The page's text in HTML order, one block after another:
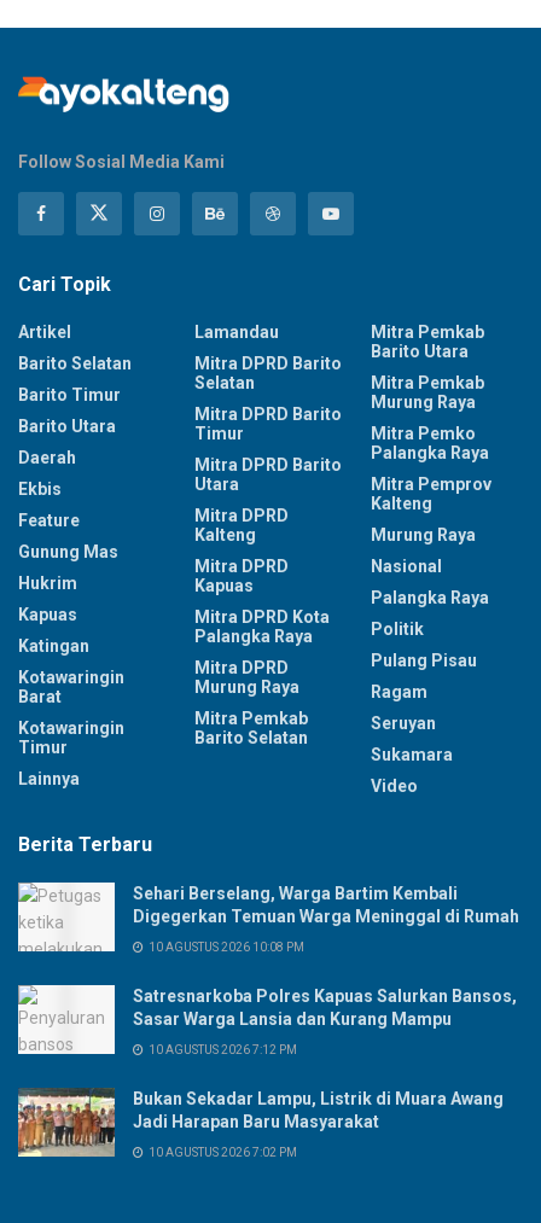
Follow Sosial Media Kami
Cari Topik
Artikel
Barito Selatan
Barito Timur
Barito Utara
Daerah
Ekbis
Feature
Gunung Mas
Hukrim
Kapuas
Katingan
Kotawaringin
Barat
Kotawaringin
Timur
Lainnya
Lamandau
Mitra DPRD Barito
Selatan
Mitra DPRD Barito
Timur
Mitra DPRD Barito
Utara
Mitra DPRD
Kalteng
Mitra DPRD
Kapuas
Mitra DPRD Kota
Palangka Raya
Mitra DPRD
Murung Raya
Mitra Pemkab
Barito Selatan
Mitra Pemkab
Barito Utara
Mitra Pemkab
Murung Raya
Mitra Pemko
Palangka Raya
Mitra Pemprov
Kalteng
Murung Raya
Nasional
Palangka Raya
Politik
Pulang Pisau
Ragam
Seruyan
Sukamara
Video
Berita Terbaru
Sehari Berselang, Warga Bartim Kembali
Digegerkan Temuan Warga Meninggal di Rumah
10 AGUSTUS 2026 10:08 PM
Satresnarkoba Polres Kapuas Salurkan Bansos,
Sasar Warga Lansia dan Kurang Mampu
10 AGUSTUS 2026 7:12 PM
Bukan Sekadar Lampu, Listrik di Muara Awang
Jadi Harapan Baru Masyarakat
10 AGUSTUS 2026 7:02 PM